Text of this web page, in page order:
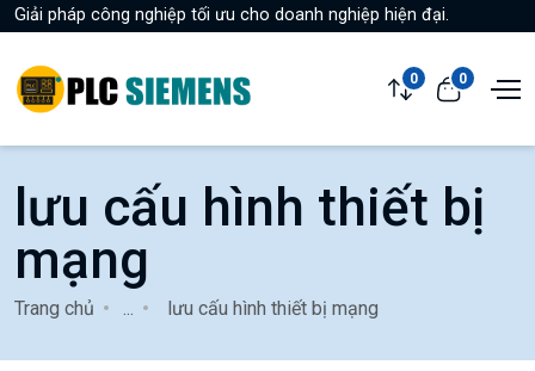
Giải pháp công nghiệp tối ưu cho doanh nghiệp hiện đại.
0 0
lưu cấu hình thiết bị
mạng
Trang chủ lưu cấu hình thiết bị mạng